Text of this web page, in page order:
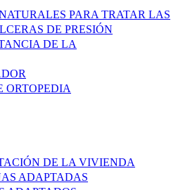
PARA TRATAR LAS
DE PRESIÓN
DE LA
ORTOPEDIA
DE LA VIVIENDA
ADAPTADAS